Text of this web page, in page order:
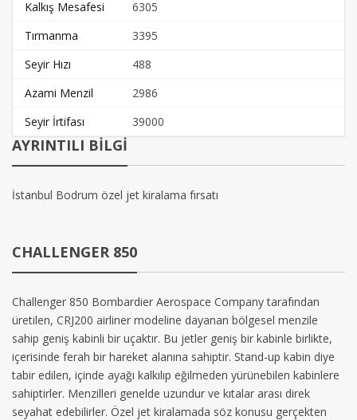
Kalkış Mesafesi
6305
Tırmanma
3395
Seyir Hızı
488
Azami Menzil
2986
Seyir İrtifası
39000
AYRINTILI BİLGİ
İstanbul Bodrum özel jet kiralama fırsatı
CHALLENGER 850
Challenger 850 Bombardier Aerospace Company tarafından
üretilen, CRJ200 airliner modeline dayanan bölgesel menzile
sahip geniş kabinli bir uçaktır. Bu jetler geniş bir kabinle birlikte,
içerisinde ferah bir hareket alanına sahiptir. Stand-up kabin diye
tabir edilen, içinde ayağı kalkılıp eğilmeden yürünebilen kabinlere
sahiptirler. Menzilleri genelde uzundur ve kıtalar arası direk
seyahat edebilirler. Özel jet kiralamada söz konusu gerçekten